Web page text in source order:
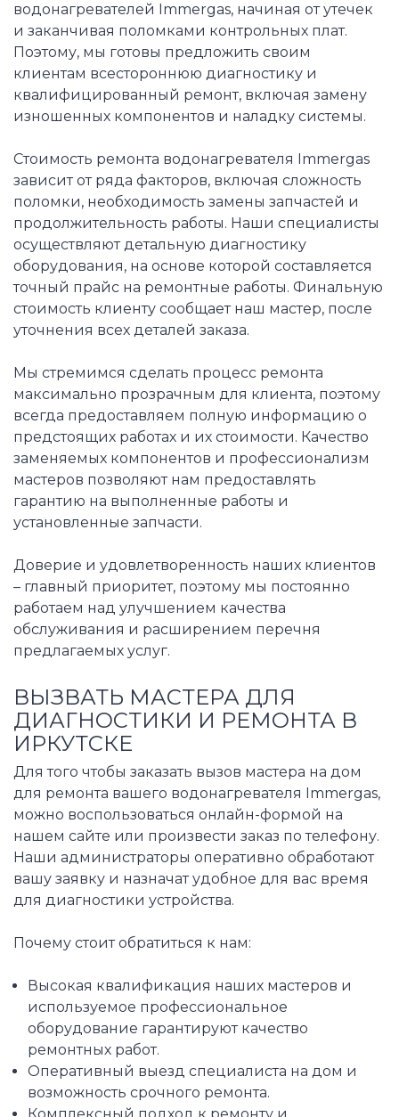
водонагревателей Immergas, начиная от утечек
и заканчивая поломками контрольных плат.
Поэтому, мы готовы предложить своим
клиентам всестороннюю диагностику и
квалифицированный ремонт, включая замену
изношенных компонентов и наладку системы.
Стоимость ремонта водонагревателя Immergas
зависит от ряда факторов, включая сложность
поломки, необходимость замены запчастей и
продолжительность работы. Наши специалисты
осуществляют детальную диагностику
оборудования, на основе которой составляется
точный прайс на ремонтные работы. Финальную
стоимость клиенту сообщает наш мастер, после
уточнения всех деталей заказа.
Мы стремимся сделать процесс ремонта
максимально прозрачным для клиента, поэтому
всегда предоставляем полную информацию о
предстоящих работах и их стоимости. Качество
заменяемых компонентов и профессионализм
мастеров позволяют нам предоставлять
гарантию на выполненные работы и
установленные запчасти.
Доверие и удовлетворенность наших клиентов
– главный приоритет, поэтому мы постоянно
работаем над улучшением качества
обслуживания и расширением перечня
предлагаемых услуг.
ВЫЗВАТЬ МАСТЕРА ДЛЯ
ДИАГНОСТИКИ И РЕМОНТА В
ИРКУТСКЕ
Для того чтобы заказать вызов мастера на дом
для ремонта вашего водонагревателя Immergas,
можно воспользоваться онлайн-формой на
нашем сайте или произвести заказ по телефону.
Наши администраторы оперативно обработают
вашу заявку и назначат удобное для вас время
для диагностики устройства.
Почему стоит обратиться к нам:
Высокая квалификация наших мастеров и
используемое профессиональное
оборудование гарантируют качество
ремонтных работ.
Оперативный выезд специалиста на дом и
возможность срочного ремонта.